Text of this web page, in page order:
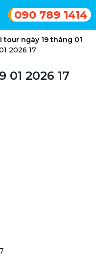
090 789 1414
ngày 19 tháng 01
2026 17
01 2026 17